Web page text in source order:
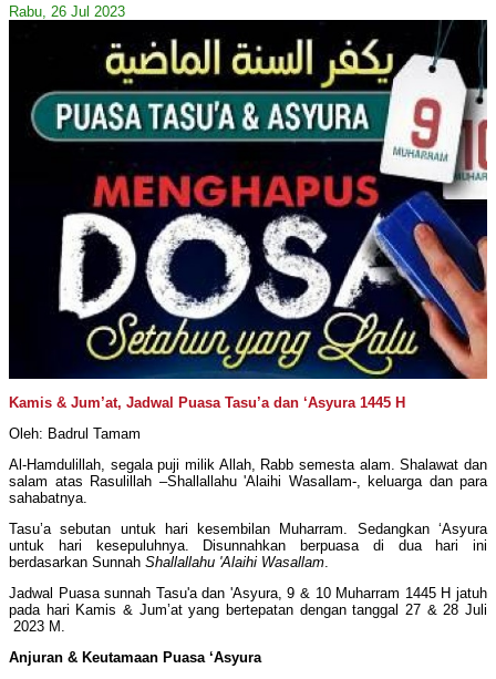
Rabu, 26 Jul 2023
Kamis & Jum’at, Jadwal Puasa Tasu’a dan ‘Asyura 1445 H
Oleh: Badrul Tamam
Al-Hamdulillah, segala puji milik Allah, Rabb semesta alam. Shalawat dan
salam atas Rasulillah –Shallallahu 'Alaihi Wasallam-, keluarga dan para
sahabatnya.
Tasu’a sebutan untuk hari kesembilan Muharram. Sedangkan ‘Asyura
untuk hari kesepuluhnya. Disunnahkan berpuasa di dua hari ini
berdasarkan Sunnah Shallallahu 'Alaihi Wasallam.
Jadwal Puasa sunnah Tasu'a dan 'Asyura, 9 & 10 Muharram 1445 H jatuh
pada hari Kamis & Jum’at yang bertepatan dengan tanggal 27 & 28 Juli
2023 M.
Anjuran & Keutamaan Puasa ‘Asyura